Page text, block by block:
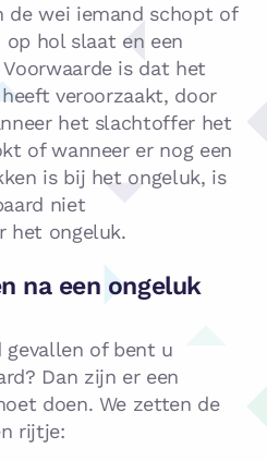
de wei iemand schopt of
hol slaat en een
is dat het
veroorzaakt, door
het slachtoffer het
of wanneer er nog een
is bij het ongeluk, is
niet
het ongeluk.
na een ongeluk
gevallen of bent u
Dan zijn er een
doen. We zetten de
rijtje: